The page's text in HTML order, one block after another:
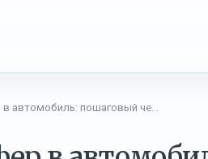
в автомобиль: пошаговый че…